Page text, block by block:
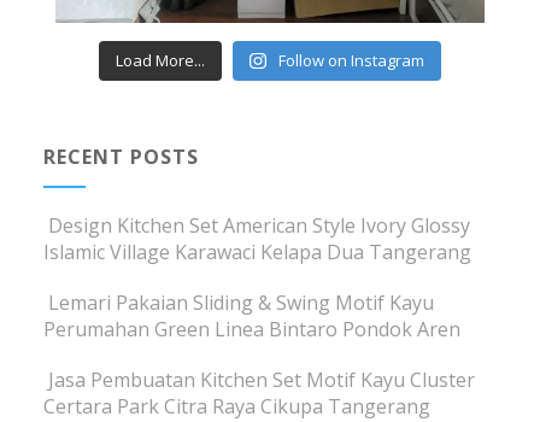
Load More... Follow on Instagram
RECENT POSTS
Design Kitchen Set American Style Ivory Glossy
Islamic Village Karawaci Kelapa Dua Tangerang
Lemari Pakaian Sliding & Swing Motif Kayu
Perumahan Green Linea Bintaro Pondok Aren
Jasa Pembuatan Kitchen Set Motif Kayu Cluster
Certara Park Citra Raya Cikupa Tangerang